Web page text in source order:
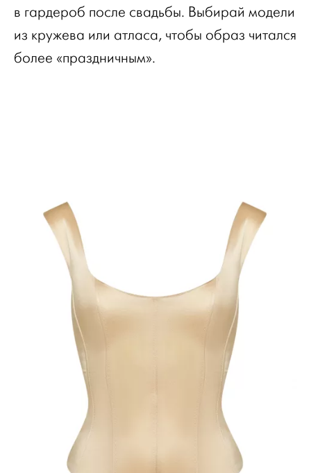
в гардероб после свадьбы. Выбирай модели
из кружева или атласа, чтобы образ читался
более «праздничным».